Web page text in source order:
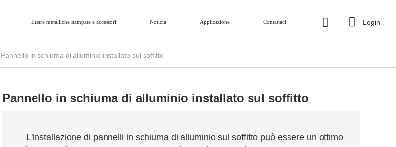
Lastre metalliche stampate e accessori Notizia Applicazione Contattaci Login
Pannello in schiuma di alluminio installato sul soffitto
Pannello in schiuma di alluminio installato sul soffitto
L'installazione di pannelli in schiuma di alluminio sul soffitto può essere un ottimo